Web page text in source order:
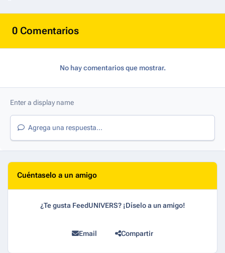
0 Comentarios
No hay comentarios que mostrar.
Agrega una respuesta...
Cuéntaselo a un amigo
¿Te gusta FeedUNIVERS? ¡Díselo a un amigo!
Email Compartir